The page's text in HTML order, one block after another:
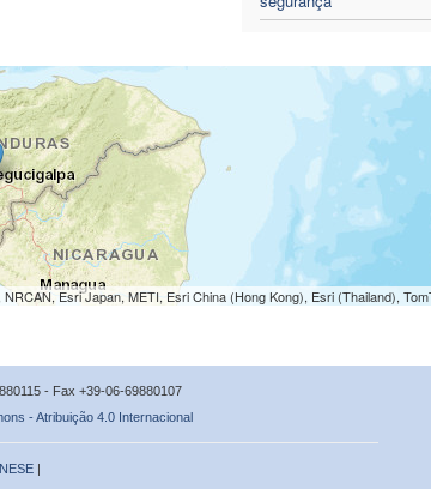
Esri Japan, METI, Esri China (Hong Kong), Esri (Thailand),
- Fax +39-06-69880107
- Atribuição 4.0 Internacional
|